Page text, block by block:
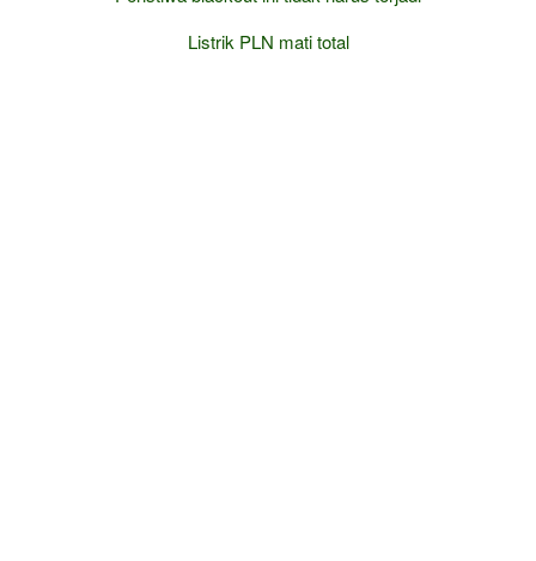
Listrik PLN mati total